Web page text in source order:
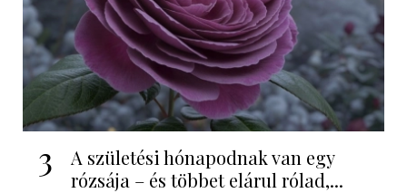
3
A születési hónapodnak van egy
rózsája – és többet elárul rólad,...